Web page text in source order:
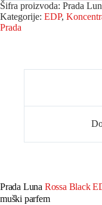
Šifra proizvoda: Prada
Kategorije: EDP,
Prada
Prada Luna Rossa Black
muški parfem